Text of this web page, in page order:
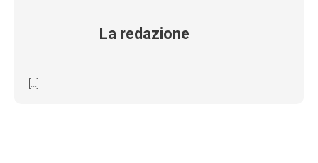
La redazione
[...]